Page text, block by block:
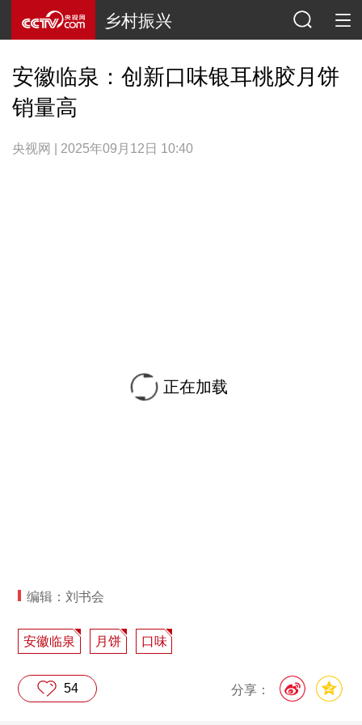
乡村振兴
安徽临泉：创新口味银耳桃胶月饼
销量高
央视网 | 2025年09月12日 10:40
正在加载
编辑：刘书会
安徽临泉 月饼 口味
分享：
54